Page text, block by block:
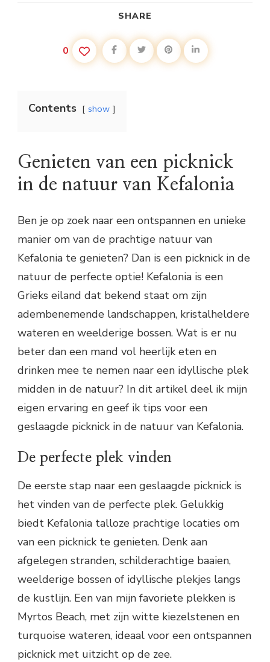
SHARE
0
Contents show
Genieten van een picknick
in de natuur van Kefalonia
Ben je op zoek naar een ontspannen en unieke
manier om van de prachtige natuur van
Kefalonia te genieten? Dan is een picknick in de
natuur de perfecte optie! Kefalonia is een
Grieks eiland dat bekend staat om zijn
adembenemende landschappen, kristalheldere
wateren en weelderige bossen. Wat is er nu
beter dan een mand vol heerlijk eten en
drinken mee te nemen naar een idyllische plek
midden in de natuur? In dit artikel deel ik mijn
eigen ervaring en geef ik tips voor een
geslaagde picknick in de natuur van Kefalonia.
De perfecte plek vinden
De eerste stap naar een geslaagde picknick is
het vinden van de perfecte plek. Gelukkig
biedt Kefalonia talloze prachtige locaties om
van een picknick te genieten. Denk aan
afgelegen stranden, schilderachtige baaien,
weelderige bossen of idyllische plekjes langs
de kustlijn. Een van mijn favoriete plekken is
Myrtos Beach, met zijn witte kiezelstenen en
turquoise wateren, ideaal voor een ontspannen
picknick met uitzicht op de zee.